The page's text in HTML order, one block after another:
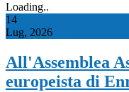
Loading..
14
Lug, 2026
All'Assemblea
europeista di